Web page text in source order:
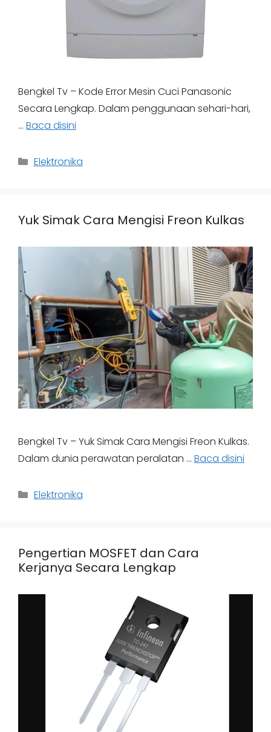
Bengkel Tv – Kode Error Mesin Cuci Panasonic
Secara Lengkap. Dalam penggunaan sehari-hari,
… Baca disini
Categories
Elektronika
Yuk Simak Cara Mengisi Freon Kulkas
Bengkel Tv – Yuk Simak Cara Mengisi Freon Kulkas.
Dalam dunia perawatan peralatan … Baca disini
Categories
Elektronika
Pengertian MOSFET dan Cara
Kerjanya Secara Lengkap